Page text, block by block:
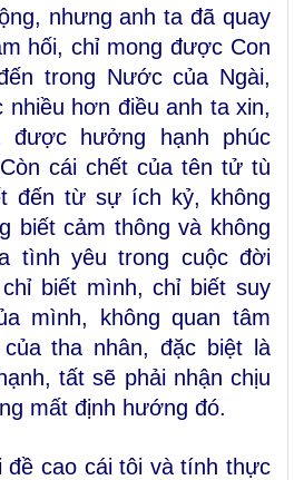
nhưng anh ta đã quay
hối, chỉ mong được Con
trong Nước của Ngài,
hơn điều anh ta xin,
hưởng hạnh phúc
cái chết của tên tử tù
đến từ sự ích kỷ, không
biết cảm thông và không
tình yêu trong cuộc đời
biết mình, chỉ biết suy
mình, không quan tâm
tha nhân, đặc biệt là
tất sẽ phải nhận chịu
mất định hướng đó.
đề cao cái tôi và tính thực